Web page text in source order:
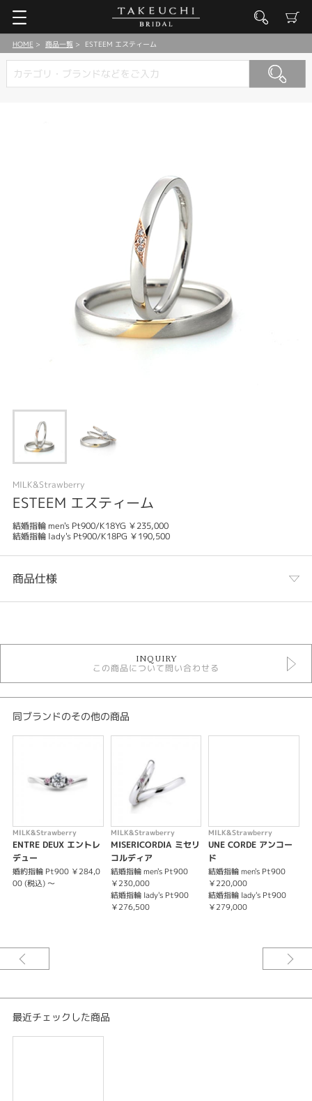
HOME 商品一覧 ESTEEM エスティーム
MILK&Strawberry
ESTEEM エスティーム
結婚指輪 men's Pt900/K18YG ￥235,000
結婚指輪 lady's Pt900/K18PG ￥190,500
商品仕様
結婚指輪
ミルク＆ストロベリー
ミルク＆ストロベリー ＞ 結婚指輪
デザイン
紹介文
【ESTEEM】 エスティーム －尊敬－
出会った頃の気持ちを永遠に何十年たってもふたりで幸せな気持ちになれる
「魔法のリング」星の数ほどある出会いの中から最愛の人と出会いこれから
いつまでも 出会った頃の気持ちを忘れずにいてほしい と「運命の象徴」ピ
ンクダイヤに想いを込めて。
けがえのない大切なリングとなりますように幸せな日々が訪れますようにと
願いを込めて。
INQUIRY
この商品について問い合わせる
同ブランドのその他の商品
MILK&Strawberry
ENTRE DEUX エントレ
デュー
婚約指輪 Pt900 ￥284,0
00 (税込) ～
MILK&Strawberry
MISERICORDIA ミセリ
コルディア
結婚指輪 men's Pt900
￥230,000
結婚指輪 lady's Pt900
￥276,500
MILK&Strawberry
UNE CORDE アンコー
ド
結婚指輪 men's Pt900
￥220,000
結婚指輪 lady's Pt900
￥279,000
最近チェックした商品